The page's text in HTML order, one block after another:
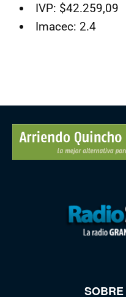
IVP: $42.259,09
Imacec: 2.4